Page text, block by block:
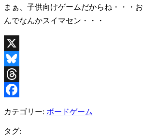
まぁ、子供向けゲームだからね・・・
んでなんかスイマセン・・・
X
Bluesky
Threads
カテゴリー: ボードゲーム
タグ: